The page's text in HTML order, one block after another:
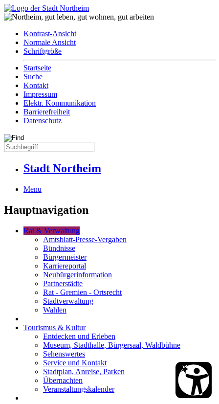
Kontrast-Ansicht
Normale Ansicht
Schriftgröße
Startseite
Suche
Kontakt
Impressum
Elektr. Kommunikation
Barrierefreiheit
Datenschutz
Stadt Northeim
Menu
Hauptnavigation
Rat & Verwaltung
Amtsblatt-Presse-Vergaben
Bündnisse
Bürgermeister
Karriereportal
Neubürgerinformation
Partnerstädte
Rat - Gremien - Ortsrecht
Stadtverwaltung
Wahlen
Tourismus & Kultur
Entdecken und Erleben
Museum, Stadthalle, Bürgersaal, Waldbühne
Sehenswertes
Service und Kontakt
Stadtplan, Anreise, Parken
Übernachten
Veranstaltungskalender